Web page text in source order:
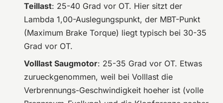
Teillast: 25-40 Grad vor OT. Hier sitzt der
Lambda 1,00-Auslegungspunkt, der MBT-Punkt
(Maximum Brake Torque) liegt typisch bei 30-35
Grad vor OT.
Volllast Saugmotor: 25-35 Grad vor OT. Etwas
zurueckgenommen, weil bei Volllast die
Verbrennungs-Geschwindigkeit hoeher ist (volle